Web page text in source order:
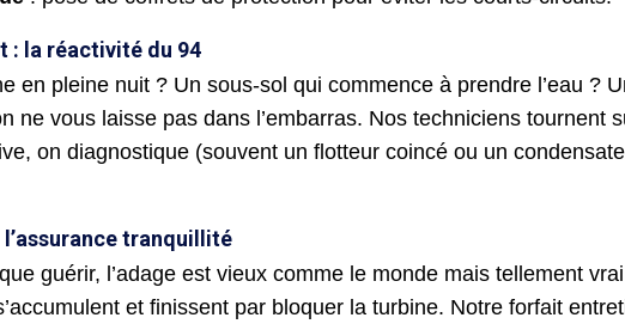
: la réactivité du 94
en pleine nuit ? Un sous-sol qui commence à prendre l’eau ?
ne vous laisse pas dans l’embarras. Nos techniciens
on diagnostique (souvent un flotteur coincé ou un
tranquillité
guérir, l’adage est vieux comme le monde mais tellement
et finissent par bloquer la turbine. Notre forfait